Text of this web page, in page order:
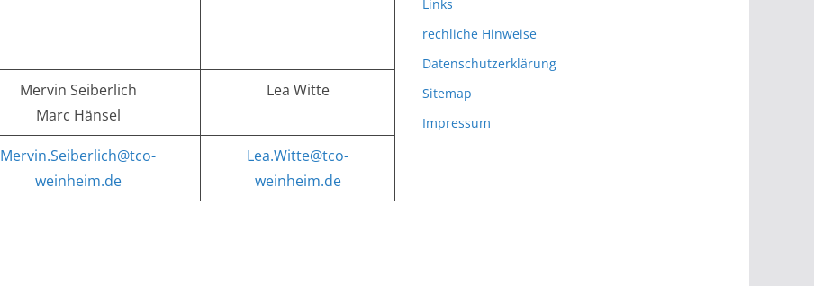
Mervin Seiberlich
Marc Hänsel
Lea Witte
Mervin.Seiberlich@tco-
weinheim.de
Lea.Witte@tco-
weinheim.de
Links
rechliche Hinweise
Datenschutzerklärung
Sitemap
Impressum